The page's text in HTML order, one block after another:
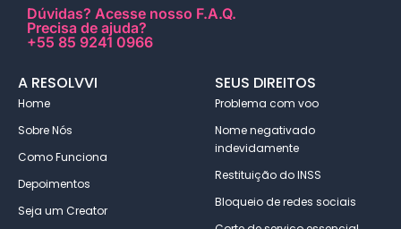
Dúvidas? Acesse nosso F.A.Q.
Precisa de ajuda?
+55 85 9241 0966
A RESOLVVI
Home
Sobre Nós
Como Funciona
Depoimentos
Seja um Creator
SEUS DIREITOS
Problema com voo
Nome negativado
indevidamente
Restituição do INSS
Bloqueio de redes sociais